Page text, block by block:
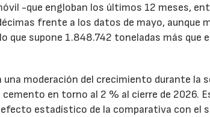
-que engloban los últimos 12 meses,
frente a los datos de mayo, aunque
supone 1.848.742 toneladas más que
moderación del crecimiento durante la
en torno al 2 % al cierre de 2026.
estadístico de la comparativa con el